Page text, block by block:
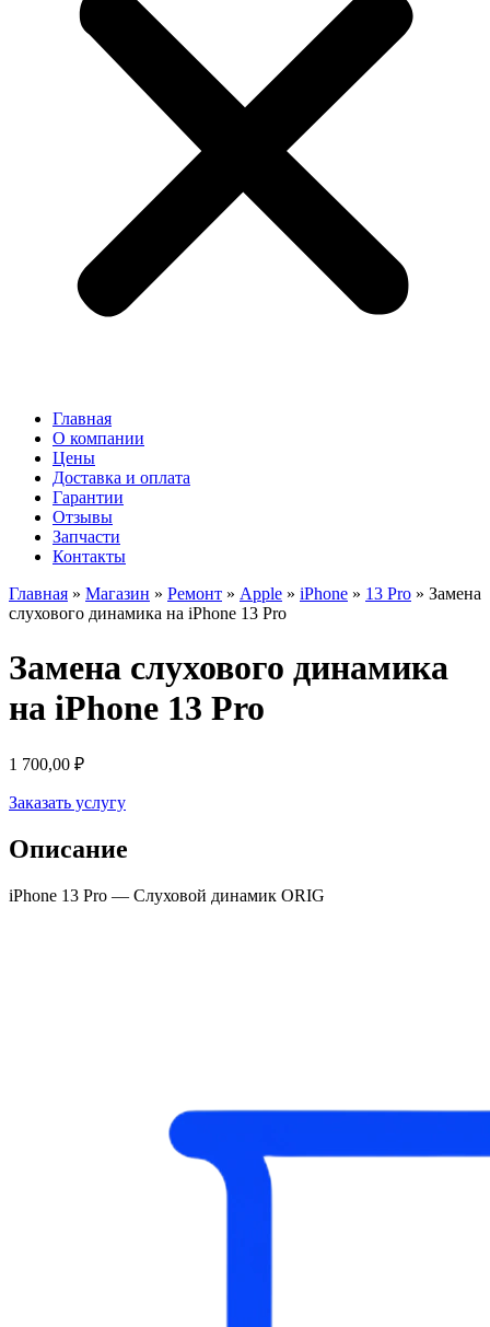
Главная
О компании
Цены
Доставка и оплата
Гарантии
Отзывы
Запчасти
Контакты
Главная » Магазин » Ремонт » Apple » iPhone » 13 Pro » Замена
слухового динамика на iPhone 13 Pro
Замена слухового динамика
на iPhone 13 Pro
1 700,00 ₽
Заказать услугу
Описание
iPhone 13 Pro — Слуховой динамик ORIG